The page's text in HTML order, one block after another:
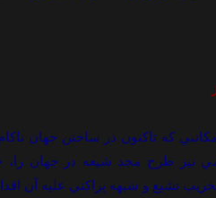
که تاکنون در ساختن جهان
نيز طرح مجد شيعه در جهان
تشيع و شبهه پراکني عليه آن